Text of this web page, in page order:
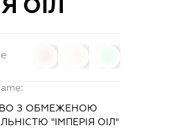
ОІЛ
З ОБМЕЖЕНОЮ
"ІМПЕРІЯ ОІЛ"